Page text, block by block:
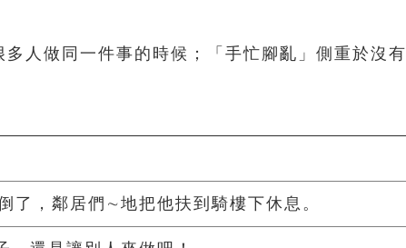
多人做同一件事的時候；「手忙腳亂」側重於沒
了，鄰居們∼地把他扶到騎樓下休息。